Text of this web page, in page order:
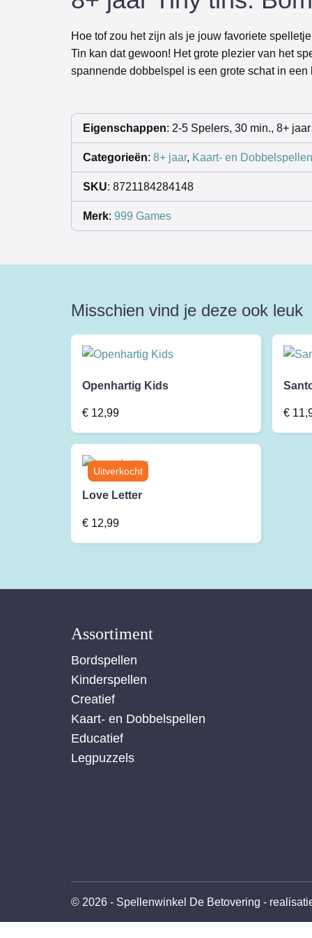
Hoe tof zou het zijn als je jouw favoriete
Tin kan dat gewoon! Het grote plezier van het
spannende dobbelspel is een grote schat in een
Eigenschappen: 2-5 Spelers, 30 min., 8+ jaar
Categorieën: 8+ jaar, Kaart- en Dobbelspellen
SKU: 8721184284148
Merk: 999 Games
Misschien vind je deze ook leuk
Openhartig Kids
€ 12,99 €
Love Letter
€ 12,99
Assortiment
Bordspellen
Kinderspellen
Creatief
Kaart- en Dobbelspellen
Educatief
Legpuzzels
© 2026 - Spellenwinkel De Betovering -